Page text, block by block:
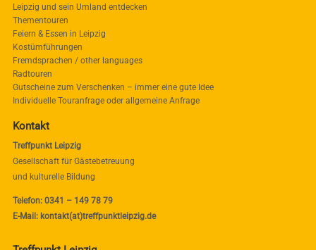
Leipzig und sein Umland entdecken
Thementouren
Feiern & Essen in Leipzig
Kostümführungen
Fremdsprachen / other languages
Radtouren
Gutscheine zum Verschenken – immer eine gute Idee
Individuelle Touranfrage oder allgemeine Anfrage
Kontakt
Treffpunkt Leipzig
Gesellschaft für Gästebetreuung
und kulturelle Bildung
Telefon: 0341 – 149 78 79
E-Mail: kontakt(at)treffpunktleipzig.de